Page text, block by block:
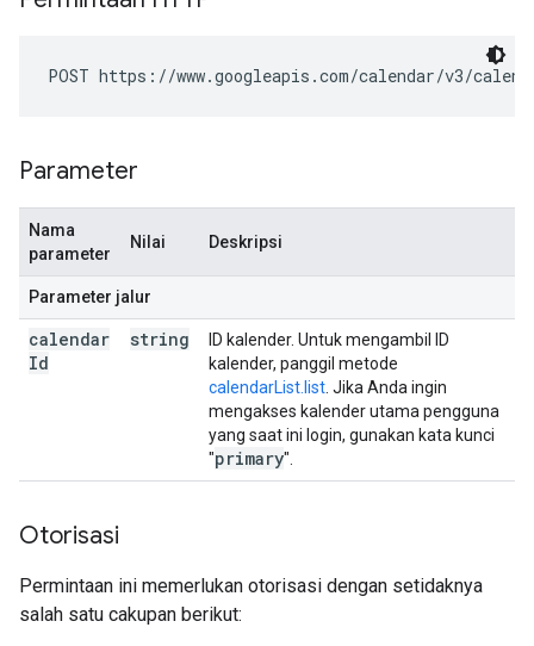
POST https://www.googleapis.com/calendar/v3/
Parameter
Nama
parameter
Nilai Deskripsi
Parameter jalur
calendar
Id
string
ID kalender. Untuk mengambil ID
kalender, panggil metode
calendarList.list . Jika Anda ingin
mengakses kalender utama pengguna
yang saat ini login, gunakan kata kunci
"primary".
Otorisasi
Permintaan ini memerlukan otorisasi dengan setidaknya
salah satu cakupan berikut: